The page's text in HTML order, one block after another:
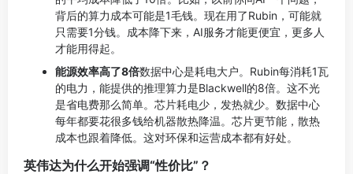
背后的算力成本可能是1毛钱。现在用了Rubin，可能就
只需要1分钱。成本降下来，AI服务才能更便宜，更多人
才能用得起。
能源效率高了8倍数据中心是耗电大户。Rubin每消耗1瓦
的电力，能提供的推理算力是Blackwell的8倍。这不光
是省电费那么简单。芯片耗电少，发热就少。数据中心
每年都要花很多钱给机器散热降温。芯片更节能，散热
成本也跟着降低。这对环保和运营成本都有好处。
英伟达为什么开始强调“性价比”？